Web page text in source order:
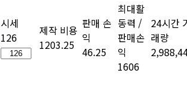
시세
126
제작 비용
1203.25
판매 손
익
46.25
최대활
동력 /
판매손
익
1606
24시간
래량